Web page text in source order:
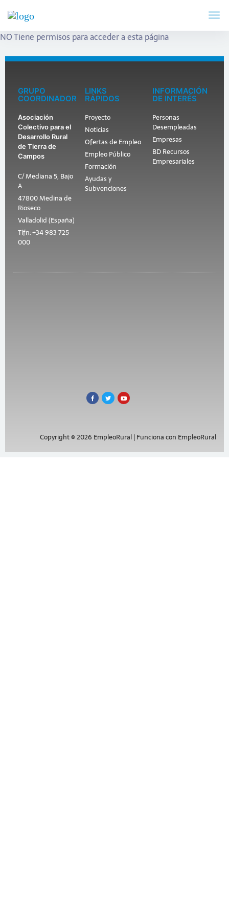
NO Tiene permisos para acceder a esta página
GRUPO
COORDINADOR
Asociación
Colectivo para el
Desarrollo Rural
de Tierra de
Campos
C/ Mediana 5, Bajo
A
47800 Medina de
Rioseco
Valladolid (España)
Tlfn: +34 983 725
000
LINKS
RÁPIDOS
Proyecto
Noticias
Ofertas de Empleo
Empleo Público
Formación
Ayudas y
Subvenciones
INFORMACIÓN
DE INTERÉS
Personas
Desempleadas
Empresas
BD Recursos
Empresariales
Copyright © 2026 EmpleoRural | Funciona con EmpleoRural